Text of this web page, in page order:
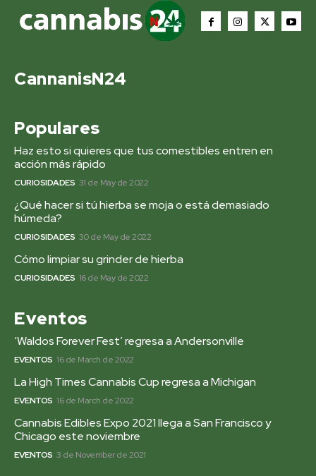
CannanisN24
Populares
Haz esto si quieres que tus comestibles entren en
acción más rápido
CURIOSIDADES 31 de May de 2022
¿Qué hacer si tú hierba se moja o está demasiado
húmeda?
CURIOSIDADES 30 de May de 2022
Cómo limpiar su grinder de hierba
CURIOSIDADES 16 de May de 2022
Eventos
‘Waldos Forever Fest’ regresa a Andersonville
EVENTOS 16 de March de 2022
La High Times Cannabis Cup regresa a Michigan
EVENTOS 16 de March de 2022
Cannabis Edibles Expo 2021 llega a San Francisco y
Chicago este noviembre
EVENTOS 3 de November de 2021